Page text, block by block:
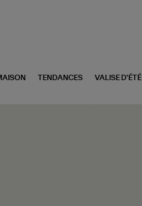
TENDANCES VALISE D'ÉTÉ